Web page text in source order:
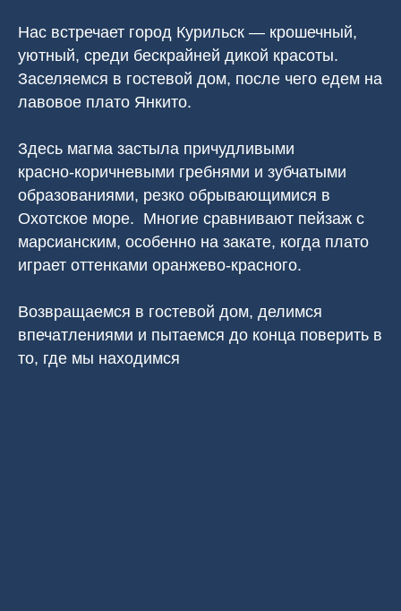
Нас встречает город Курильск — крошечный,
уютный, среди бескрайней дикой красоты.
Заселяемся в гостевой дом, после чего едем на
лавовое плато Янкито.
Здесь магма застыла причудливыми
красно‑коричневыми гребнями и зубчатыми
образованиями, резко обрывающимися в
Охотское море. Многие сравнивают пейзаж с
марсианским, особенно на закате, когда плато
играет оттенками оранжево‑красного.
Возвращаемся в гостевой дом, делимся
впечатлениями и пытаемся до конца поверить в
то, где мы находимся